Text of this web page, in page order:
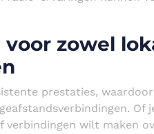
zowel
prestaties,
Of
wilt maken